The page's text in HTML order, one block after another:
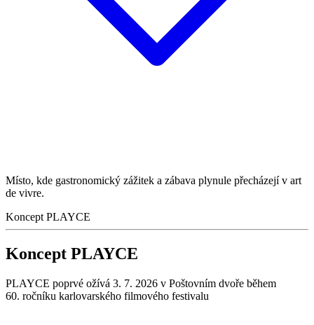
Místo, kde gastronomický zážitek a zábava plynule přecházejí v art
de vivre.
Koncept PLAYCE
Koncept PLAYCE
PLAYCE poprvé ožívá 3. 7. 2026 v Poštovním dvoře během
60. ročníku karlovarského filmového festivalu